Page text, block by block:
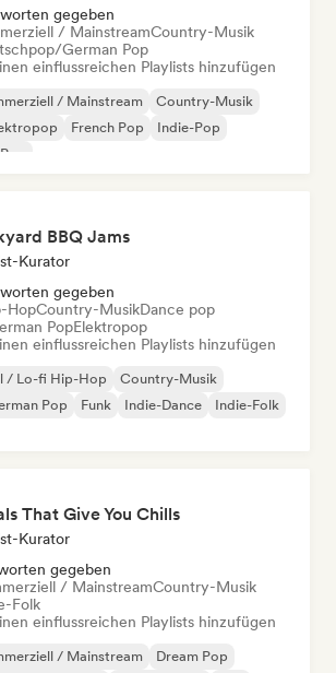
gegeben
/ MainstreamCountry-Musik
German Pop
einflussreichen Playlists hinzufügen
/ Mainstream
Country-Musik
French Pop
Indie-Pop
BBQ Jams
Kurator
gegeben
HopCountry-MusikDance pop
PopElektropop
einflussreichen Playlists hinzufügen
/ Lo-fi Hip-Hop
Country-Musik
Pop
Funk Indie-Dance
Indie-Folk
That Give You Chills
Kurator
gegeben
/ MainstreamCountry-Musik
Folk
einflussreichen Playlists hinzufügen
/ Mainstream
Dream Pop